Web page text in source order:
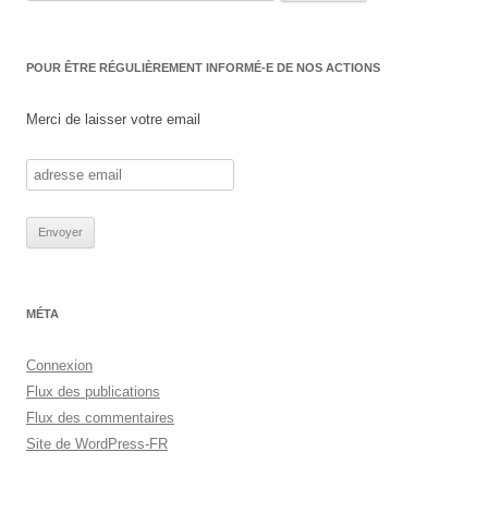
POUR ÊTRE RÉGULIÈREMENT INFORMÉ-E DE NOS ACTIONS
Merci de laisser votre email
MÉTA
Connexion
Flux des publications
Flux des commentaires
Site de WordPress-FR